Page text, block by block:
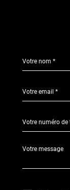
par
*
*
*
Fieldset
Message
*